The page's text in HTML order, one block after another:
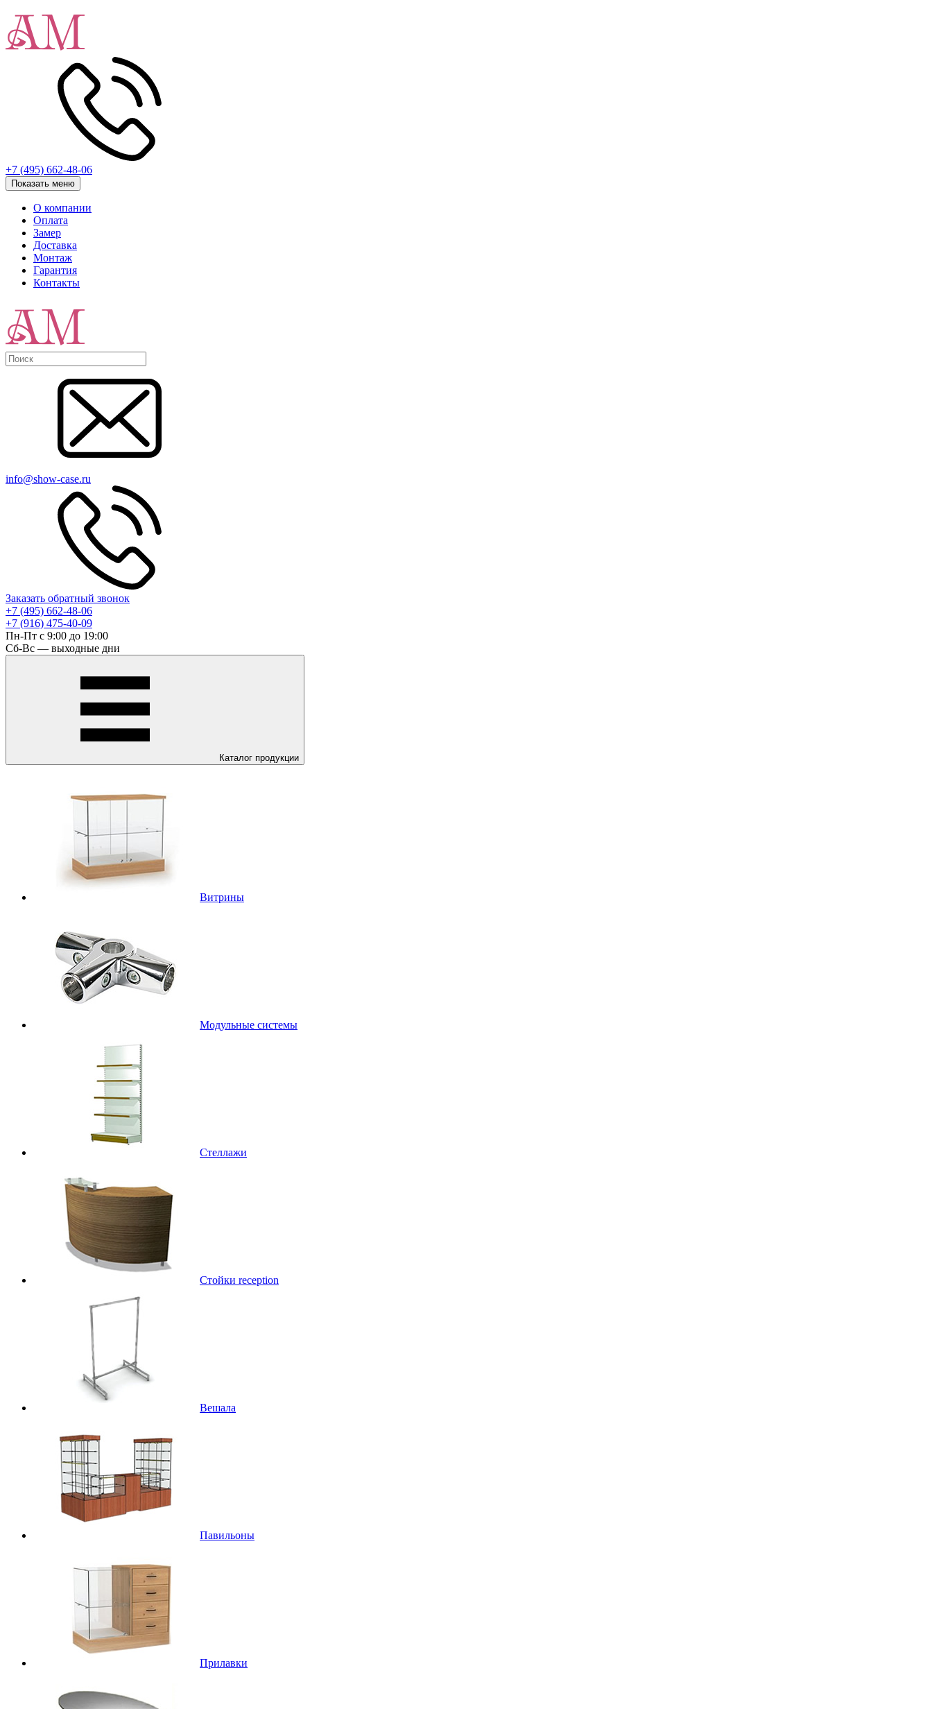
+7 (495) 662-48-06
Показать меню
О компании
Оплата
Замер
Доставка
Монтаж
Гарантия
Контакты
info@show-case.ru
Заказать обратный звонок
+7 (495) 662-48-06
+7 (916) 475-40-09
Пн-Пт с 9:00 до 19:00
Сб-Вс — выходные дни
Каталог продукции
Витрины
Модульные системы
Стеллажи
Стойки reception
Вешала
Павильоны
Прилавки